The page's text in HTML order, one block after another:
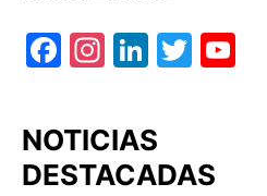
Facebook
Instagram
LinkedIn
Twitter
NOTICIAS
DESTACADAS